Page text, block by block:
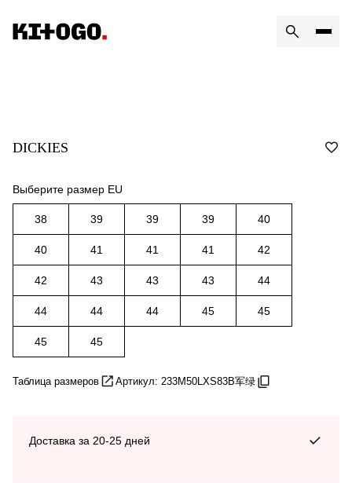
DICKIES
Выберите размер EU
38 39 39 39 40
40 41 41 41 42
42 43 43 43 44
44 44 44 45 45
45 45
Таблица размеров Артикул: 233M50LXS83B军绿
Доставка за 20-25 дней